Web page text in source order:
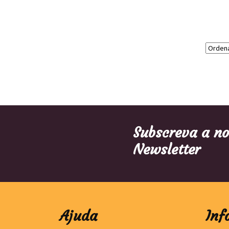
Subscreva a
Newsletter
Ajuda